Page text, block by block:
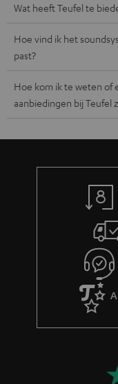
Wat heeft Teufel te
Hoe vind ik het
past?
Hoe kom ik te weten of
aanbiedingen bij Teufel